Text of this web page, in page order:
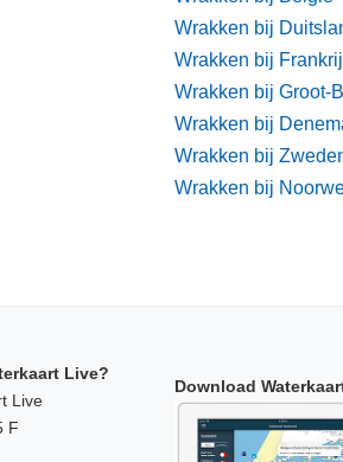
Wrakken bij
Wrakken bij
Wrakken bij Groot-
Wrakken bij
Wrakken bij
Wrakken bij
Live?
Live
F
Download